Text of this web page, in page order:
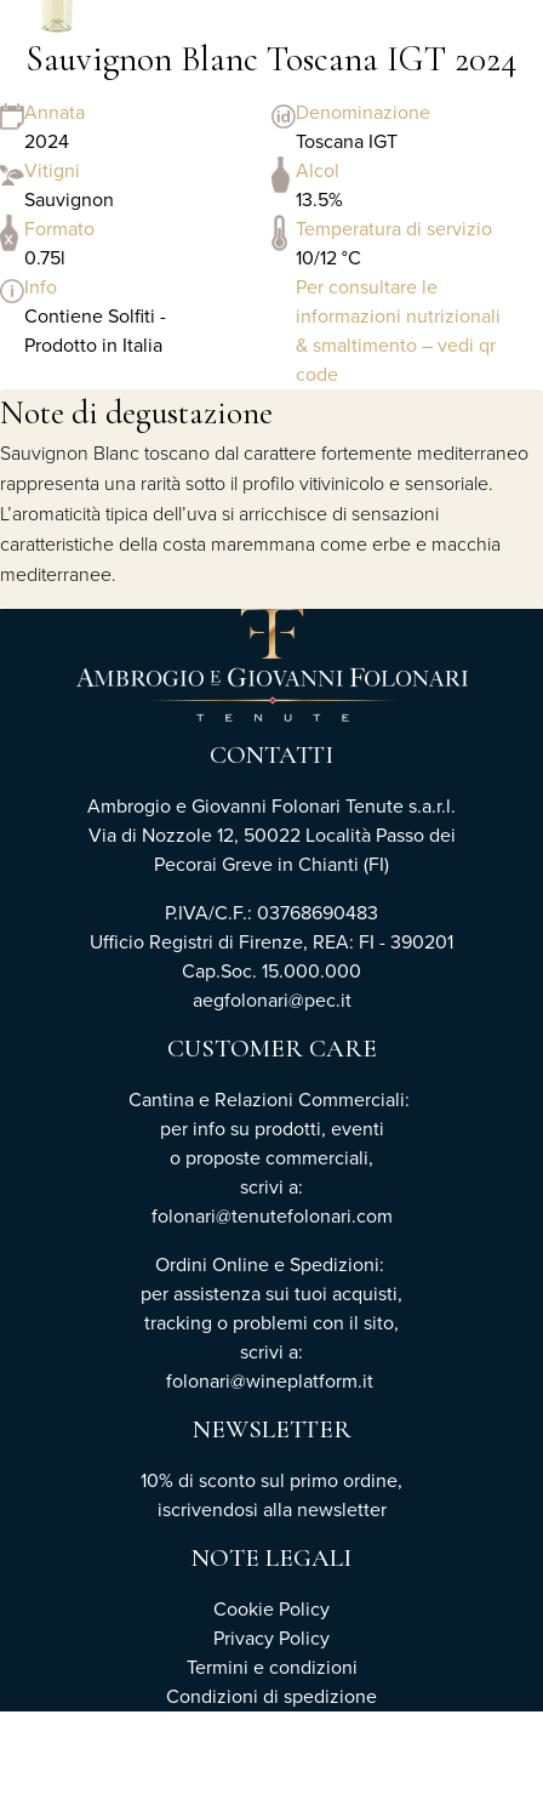
Sauvignon Blanc Toscana IGT 2024
Annata
2024
Denominazione
Toscana IGT
Vitigni
Sauvignon
Alcol
13.5%
Formato
0.75l
Temperatura di servizio
10/12 °C
Info
Contiene Solfiti -
Prodotto in Italia
Per consultare le
informazioni nutrizionali
& smaltimento – vedi qr
code
Note di degustazione
Sauvignon Blanc toscano dal carattere fortemente mediterraneo
rappresenta una rarità sotto il profilo vitivinicolo e sensoriale.
L’aromaticità tipica dell’uva si arricchisce di sensazioni
caratteristiche della costa maremmana come erbe e macchia
mediterranee.
CONTATTI
Ambrogio e Giovanni Folonari Tenute s.a.r.l.
Via di Nozzole 12, 50022 Località Passo dei
Pecorai Greve in Chianti (FI)
P.IVA/C.F.: 03768690483
Ufficio Registri di Firenze, REA: FI - 390201
Cap.Soc. 15.000.000
aegfolonari@pec.it
CUSTOMER CARE
Cantina e Relazioni Commerciali:
per info su prodotti, eventi
o proposte commerciali,
scrivi a:
folonari@tenutefolonari.com
Ordini Online e Spedizioni:
per assistenza sui tuoi acquisti,
tracking o problemi con il sito,
scrivi a:
folonari@wineplatform.it
NEWSLETTER
10% di sconto sul primo ordine,
iscrivendosi alla newsletter
NOTE LEGALI
Cookie Policy
Privacy Policy
Termini e condizioni
Condizioni di spedizione